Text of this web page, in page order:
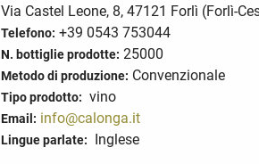
Via Castel Leone, 8, 47121 Forlì (Forlì-
Telefono: +39 0543 753044
N. bottiglie prodotte: 25000
Metodo di produzione: Convenzionale
Tipo prodotto: vino
Email: info@calonga.it
Lingue parlate: Inglese